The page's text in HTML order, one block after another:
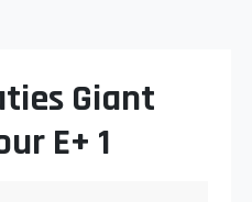
Giant
E+ 1